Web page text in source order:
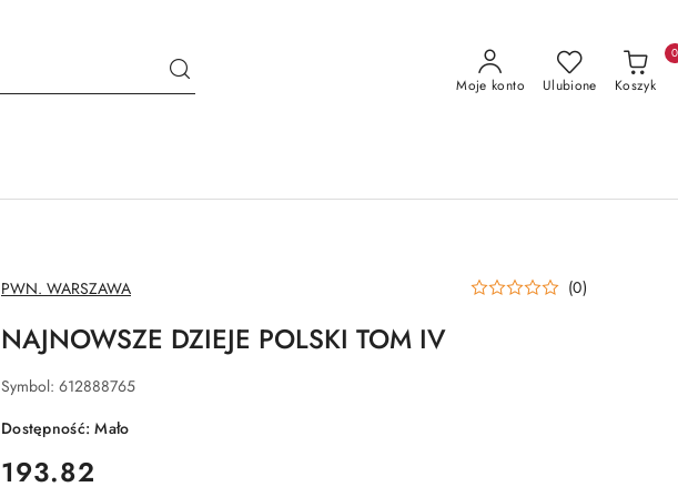
Moje konto Ulubione Koszyk
0
NAZWA
PRODUCENTA:
PWN. WARSZAWA (0)
NAJNOWSZE DZIEJE POLSKI TOM IV
Symbol: 612888765
Dostępność:Mało
cena:
193.82